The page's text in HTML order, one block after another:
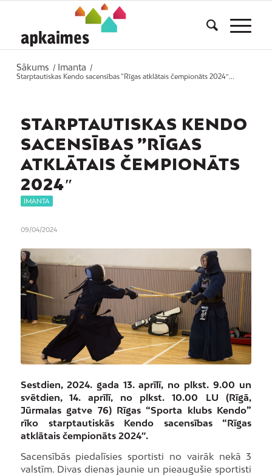
Sākums / Imanta
/
Starptautiskas Kendo sacensības ”Rīgas atklātais čempionāts 2024″...
STARPTAUTISKAS KENDO
SACENSĪBAS ”RĪGAS
ATKLĀTAIS ČEMPIONĀTS
2024″
IMANTA
09/04/2024
Sestdien, 2024. gada 13. aprīlī, no plkst. 9.00 un
svētdien, 14. aprīlī, no plkst. 10.00 LU (Rīgā,
Jūrmalas gatve 76) Rīgas “Sporta klubs Kendo”
rīko starptautiskās Kendosacensības “Rīgas
atklātais čempionāts 2024″.
Sacensībās piedalīsies sportisti no vairāk nekā 3
valstīm. Divas dienas jaunie un pieaugušie sportisti